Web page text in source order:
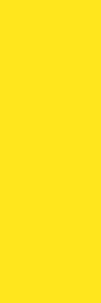
или полностью
данная краска остается